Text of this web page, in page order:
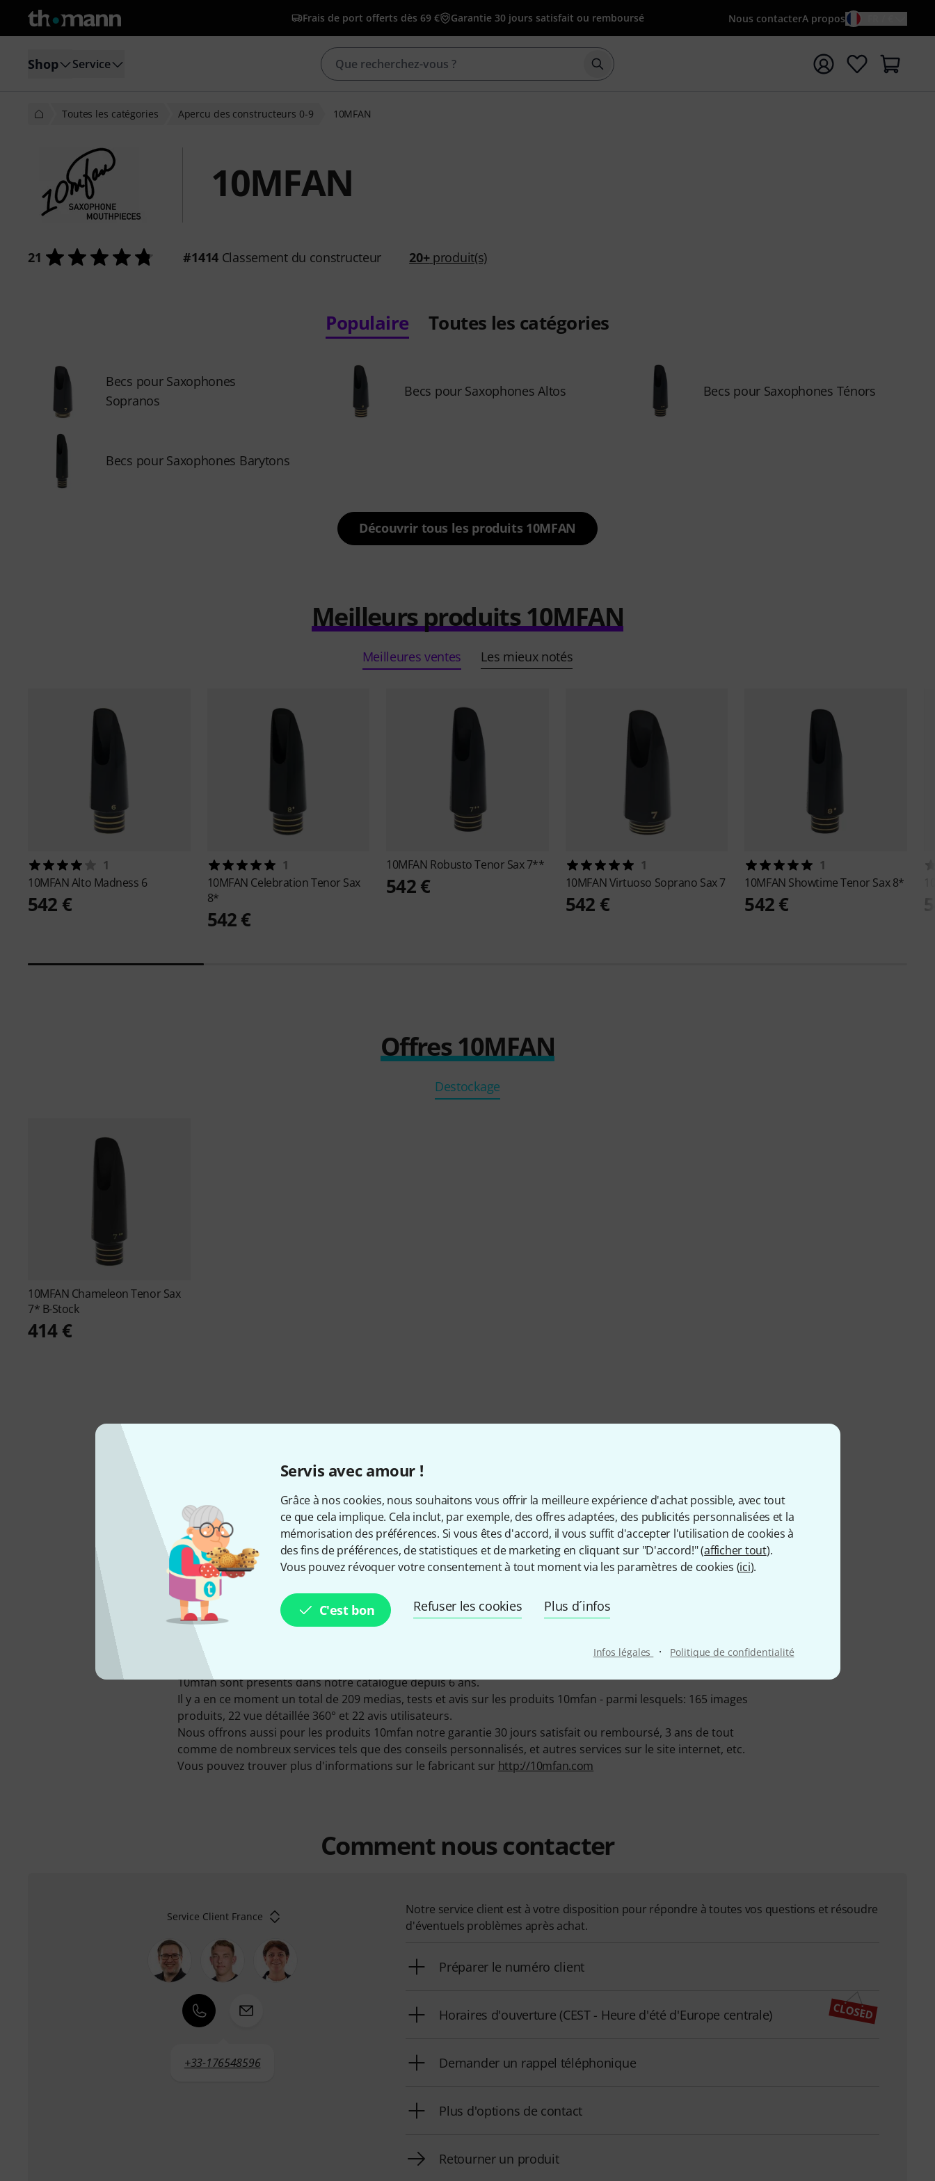
Servis avec amour !
Grâce à nos cookies, nous souhaitons vous offrir la meilleure expérience d'achat possible, avec tout
ce que cela implique. Cela inclut, par exemple, des offres adaptées, des publicités personnalisées et la
mémorisation des préférences. Si vous êtes d'accord, il vous suffit d'accepter l'utilisation de cookies à
des fins de préférences, de statistiques et de marketing en cliquant sur "D'accord!" (afficher tout).
Vous pouvez révoquer votre consentement à tout moment via les paramètres de cookies (ici).
C'est bon Refuser les cookies Plus d´infos
Infos légales · Politique de confidentialité
Frais de port offerts dès 69 € Garantie 30 jours satisfait ou remboursé Nous contacterA propos
Shop Service Démarrer la recherche avec le terme de recherche
Toutes les catégories Apercu des constructeurs 0-9 10MFAN
10MFAN
21 #1414Classement du constructeur 20+produit(s)
Populaire Toutes les catégories
Becs pour Saxophones
Sopranos
Becs pour Saxophones Altos Becs pour Saxophones Ténors
Becs pour Saxophones Barytons
Découvrir tous les produits 10MFAN
Meilleurs produits 10MFAN
Meilleures ventes Les mieux notés
1
10MFANAlto Madness 6
542 €
1
10MFAN Celebration Tenor Sax
8*
542 €
10MFAN Robusto Tenor Sax 7**
542 €
1
10MFANVirtuoso Soprano Sax 7
542 €
1
10MFAN Showtime Tenor Sax 8*
542 €
Offres 10MFAN
Destockage
10MFAN Chameleon Tenor Sax
7* B-Stock
414 €
Infos sur 10MFAN
CHEZ NOUS DEPUIS
2020
PRODUITS EN STOCK
10+
Ø DISPONIBLITÉ
MOYENNE
46.62% (1 an)
Les produits 10mfan sont exclusivement manufacturés en USA.
Actuellement nous référençons 25 produits 10mfan, 10 d´entre eux sont disponibles immédiatement dans
notre stock à Treppendorf, et peuvent bien sûr être essayés dans notre magasin ici sur place. Les produits
10mfan sont présents dans notre catalogue depuis 6 ans.
Il y a en ce moment un total de 209 medias, tests et avis sur les produits 10mfan - parmi lesquels: 165 images
produits, 22 vue détaillée 360° et 22 avis utilisateurs.
Nous offrons aussi pour les produits 10mfan notre garantie 30 jours satisfait ou remboursé, 3 ans de tout
comme de nombreux services tels que des conseils personnalisés, et autres services sur le site internet, etc.
Vous pouvez trouver plus d'informations sur le fabricant sur http://10mfan.com
Comment nous contacter
Service Client France
+33-176548596
Notre service client est à votre disposition pour répondre à toutes vos questions et résoudre
d'éventuels problèmes après achat.
Préparer le numéro client
Horaires d'ouverture (CEST - Heure d'été d'Europe centrale)
Demander un rappel téléphonique
Plus d'options de contact
Retourner un produit